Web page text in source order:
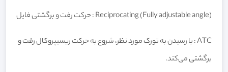
Reciprocating (Fully adjustable angle) : حرکت رفت و برگشتی فایل
ATC : با رسیدن به تورک مورد نظر، شروع به حرکت ریسیپروکال رفت و
برگشتی می‌کند.